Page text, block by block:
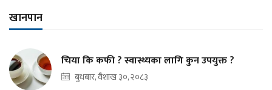
खानपान
चिया कि कफी ? स्वास्थ्यका लागि कुन उपयुक्त ?
बुधबार, वैशाख ३०, २०८३